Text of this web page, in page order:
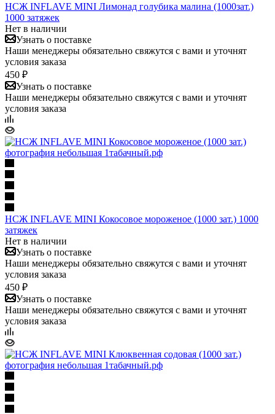
НСЖ INFLAVE MINI Лимонад голубика малина (1000зат.)
1000 затяжек
Нет в наличии
Узнать о поставке
Наши менеджеры обязательно свяжутся с вами и уточнят
условия заказа
450 ₽
Узнать о поставке
Наши менеджеры обязательно свяжутся с вами и уточнят
условия заказа
НСЖ INFLAVE MINI Кокосовое мороженое (1000 зат.) 1000
затяжек
Нет в наличии
Узнать о поставке
Наши менеджеры обязательно свяжутся с вами и уточнят
условия заказа
450 ₽
Узнать о поставке
Наши менеджеры обязательно свяжутся с вами и уточнят
условия заказа